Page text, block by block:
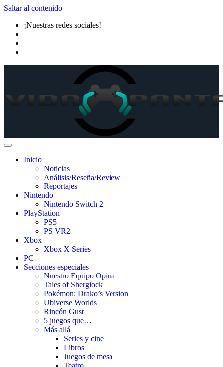
Saltar al contenido
¡Nuestras redes sociales!
Inicio
Noticias
Análisis/Reseña/Review
Reportajes
Nintendo
Nintendo Switch 2
PlayStation
PS5
PS VR2
Xbox
Xbox X Series
PC
Secciones especiales
Nuestro Equipo Opina
Tales of Shergiock
Pokémon: Drako’s Version
Ubiverse Worlds
Rincón Gust
5 juegos que…
Más allá
Series y cine
Libros
Juegos de mesa
Teatro